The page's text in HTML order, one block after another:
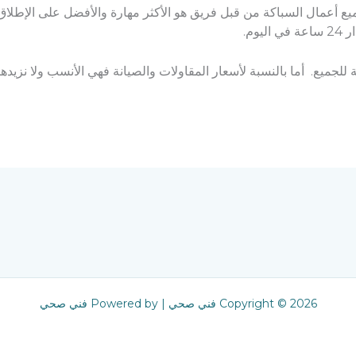
أعمال السباكة من قبل فريق هو الأكثر مهارة والأفضل على
أما بالنسبة لأسعار المقاولات والصيانة فهي الأنسب ولا
Copyright © 2026 فني صحي | Powered by فني صحي